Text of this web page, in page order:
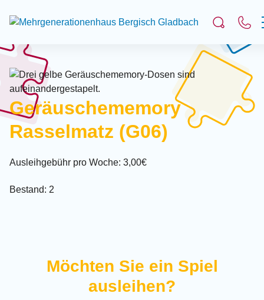
Suchfeld
Geräuschememory
Rasselmatz (G06)
Ausleihgebühr pro Woche: 3,00€
Bestand: 2
Möchten Sie ein Spiel
ausleihen?